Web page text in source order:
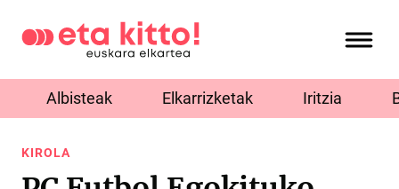
Albisteak Elkarrizketak Iritzia
KIROLA